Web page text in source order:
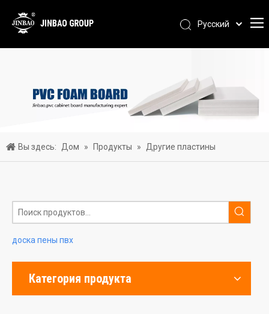
Pусский
简体中文
Вы здесь: Дом » Продукты » Другие пластины
доска пены пвх
Категория продукта